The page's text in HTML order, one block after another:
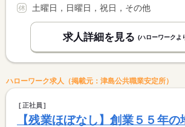
土曜日，日曜日，祝日，その他
求人詳細を見る (ハローワークよ
ハローワーク求人（掲載元：津島公共職業安定所）
正社員
【残業ほぼなし】創業５５年の